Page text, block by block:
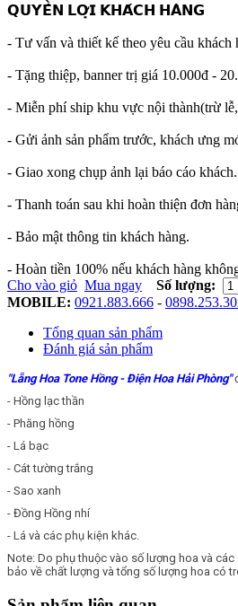
𝗤𝗨𝗬𝗘̂̀𝗡 𝗟𝗢̛̣𝗜 𝗞𝗛𝗔́𝗖𝗛 𝗛𝗔̀𝗡𝗚
- Tư vấn và thiết kế theo yêu cầu khách
- Tặng thiệp, banner trị giá 10.000đ -
- Miễn phí ship khu vực nội thành(trừ
- Gửi ảnh sản phẩm trước, khách ưng
- Giao xong chụp ảnh lại báo cáo khách.
- Thanh toán sau khi hoàn thiện đơn
- Bảo mật thông tin khách hàng.
- Hoàn tiền 100% nếu khách hàng
Cho vào giỏ Mua ngay
Số lượng:
MOBILE: 0921.883.666 -
Tổng quan sản phẩm
Đánh giá sản phẩm
"Lẵng Hoa Tone Hồng - Điện Hoa Hải Phòng"
- Hồng lạc thần
- Phăng hồng
- Lá bạc
- Cát tường trắng
- Sao xanh
- Đồng Hồng nhí
- Lá và các phụ kiện khác.
Note: Do phụ thuộc vào số lượng hoa và
bảo về chất lượng và tổng số lượng hoa có